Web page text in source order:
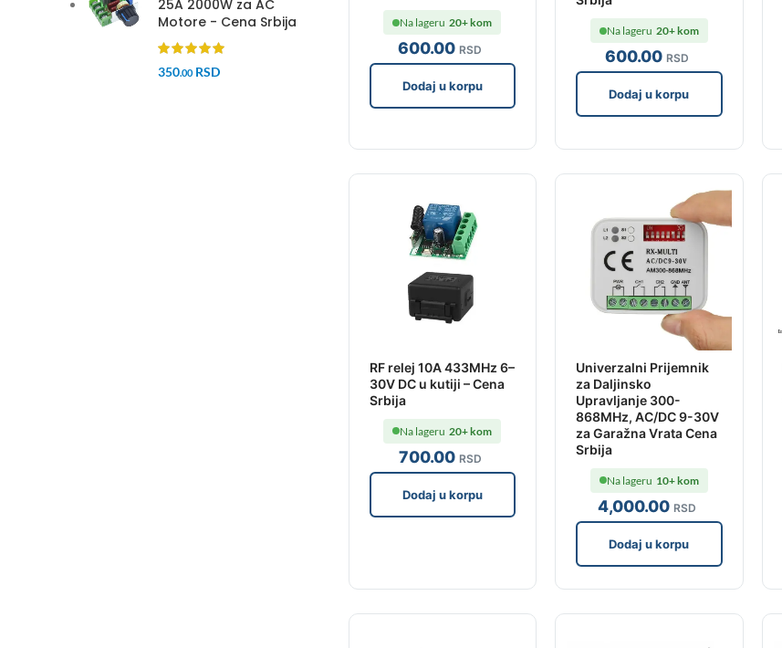
25A 2000W za AC
Motore - Cena Srbija
350.00 RSD
600.00 RSD
Na lageru 20+ kom
Dodaj u korpu
600.00 RSD
Na lageru 20+ kom
Dodaj u korpu
RF relej 10A 433MHz 6–
30V DC u kutiji – Cena
Srbija
700.00 RSD
Na lageru 20+ kom
Dodaj u korpu
Univerzalni Prijemnik
za Daljinsko
Upravljanje 300-
868MHz, AC/DC 9-30V
za Garažna Vrata Cena
Srbija
4,000.00 RSD
Na lageru 10+ kom
Dodaj u korpu